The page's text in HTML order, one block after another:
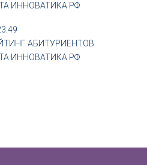
ИННОВАТИКА РФ
АБИТУРИЕНТОВ
ИННОВАТИКА РФ